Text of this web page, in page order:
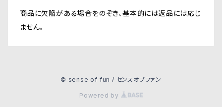
商品に欠陥がある場合をのぞき、基本的には返品には応じ
ません。
© sense of fun / センスオブファン
Powered by